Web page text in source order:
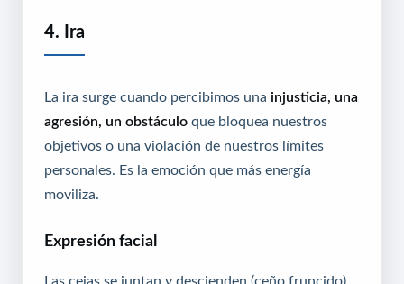
4. Ira
La ira surge cuando percibimos una injusticia, una
agresión, un obstáculo que bloquea nuestros
objetivos o una violación de nuestros límites
personales. Es la emoción que más energía
moviliza.
Expresión facial
Las cejas se juntan y descienden (ceño fruncido),